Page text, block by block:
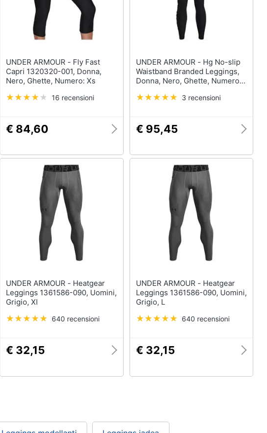
UNDER ARMOUR - Fly Fast
Capri 1320320-001, Donna,
Nero, Ghette, Numero: Xs
16 recensioni
€ 84,60
UNDER ARMOUR - Hg No-slip
Waistband Branded Leggings,
Donna, Nero, Ghette, Numero:
3 recensioni
€ 95,45
UNDER ARMOUR - Heatgear
Leggings 1361586-090, Uomini,
Grigio, Xl
640 recensioni
€ 32,15
UNDER ARMOUR - Heatgear
Leggings 1361586-090, Uomini,
Grigio, L
640 recensioni
€ 32,15